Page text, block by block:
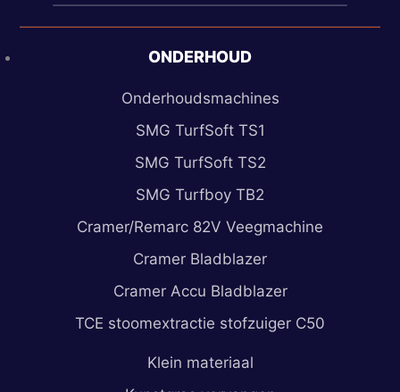
sales@padelfactory.nl
ONDERHOUD
Onderhoudsmachines
SMG TurfSoft TS1
SMG TurfSoft TS2
SMG Turfboy TB2
Cramer/Remarc 82V Veegmachine
Cramer Bladblazer
Cramer Accu Bladblazer
TCE stoomextractie stofzuiger C50
Klein materiaal